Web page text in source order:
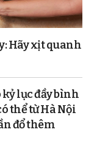
Hãy xịt quanh
lục đầy bình
thể từ Hà Nội
đổ thêm